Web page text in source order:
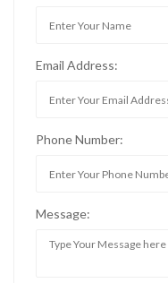
Email Address:
Phone Number:
Message: